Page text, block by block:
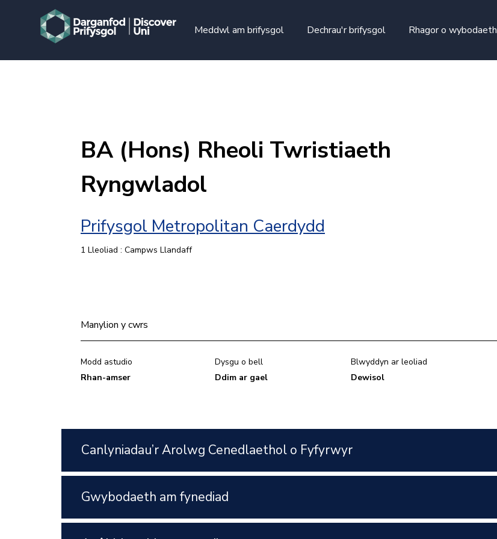
Meddwl am brifysgol
Dechrau'r brifysgol Rhagor o wybodaeth
BA (Hons) Rheoli Twristiaeth
Ryngwladol
Prifysgol Metropolitan Caerdydd
1 Lleoliad : Campws Llandaff
Manylion y cwrs
Modd astudio
Rhan-amser
Dysgu o bell
Ddim ar gael
Blwyddyn ar leoliad
Dewisol
Canlyniadau’r Arolwg Cenedlaethol o Fyfyrwyr
Gwybodaeth am fynediad